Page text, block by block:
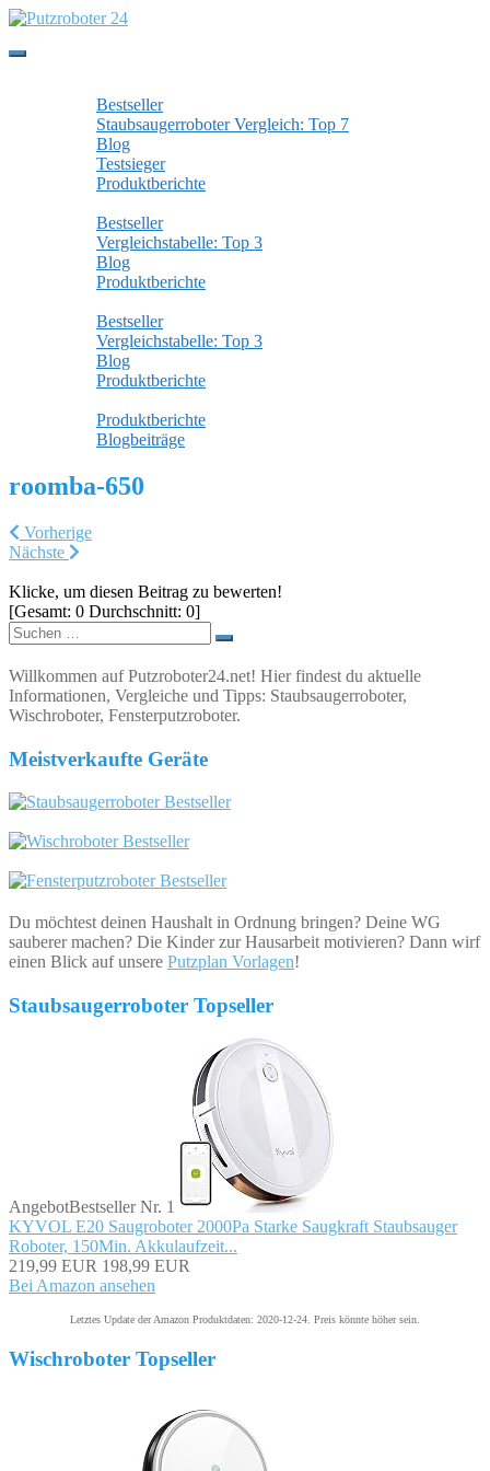
Skip
main
Toggle
Bestseller
Staubsaugerroboter Vergleich: Top 7
Blog
Testsieger
Produktberichte
Bestseller
Vergleichstabelle: Top 3
Blog
Produktberichte
Bestseller
Vergleichstabelle: Top 3
Blog
Produktberichte
Produktberichte
Blogbeiträge
roomba-650
Vorherige
Nächste
Klicke, um diesen Beitrag zu bewerten!
[Gesamt: 0 Durchschnitt: 0]
Suchen
nach:
Willkommen auf Putzroboter24.net! Hier findest du aktuelle
Informationen, Vergleiche und Tipps: Staubsaugerroboter,
Wischroboter, Fensterputzroboter.
Meistverkaufte Geräte
Du möchtest deinen Haushalt in Ordnung bringen? Deine WG
sauberer machen? Die Kinder zur Hausarbeit motivieren? Dann wirf
einen Blick auf unsere Putzplan Vorlagen!
Staubsaugerroboter Topseller
AngebotBestseller Nr. 1
KYVOL E20 Saugroboter 2000Pa Starke Saugkraft Staubsauger
Roboter, 150Min. Akkulaufzeit...
219,99 EUR 198,99 EUR
Bei Amazon ansehen
Letztes Update der Amazon Produktdaten: 2020-12-24. Preis könnte höher sein.
Wischroboter Topseller